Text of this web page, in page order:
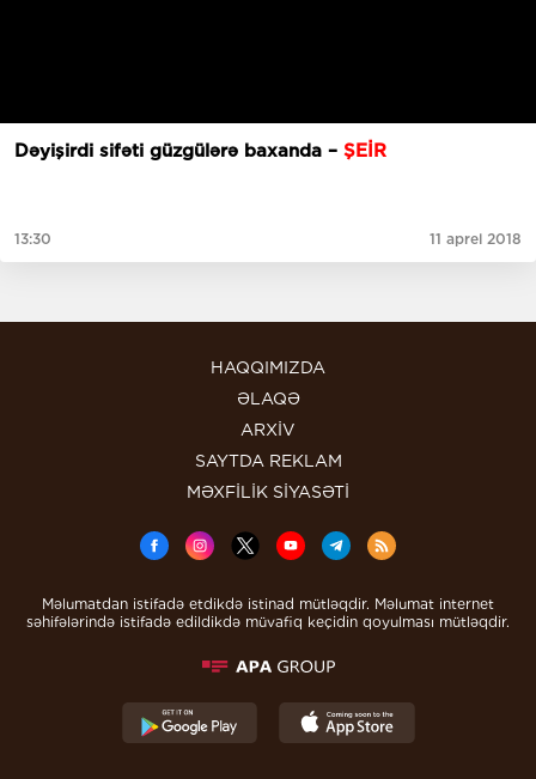
Dəyişirdi sifəti güzgülərə baxanda – ŞEİR
13:30 11 aprel 2018
HAQQIMIZDA
ƏLAQƏ
ARXİV
SAYTDA REKLAM
MƏXFİLİK SİYASƏTİ
Məlumatdan istifadə etdikdə istinad mütləqdir. Məlumat internet
səhifələrində istifadə edildikdə müvafiq keçidin qoyulması mütləqdir.